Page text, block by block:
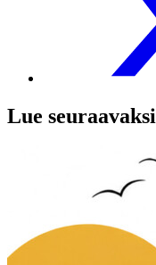
Lue seuraavaksi